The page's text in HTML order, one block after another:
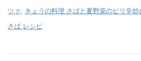
ツァ
きょうの料理 さばと夏野菜のピリ辛炒
さば レシピ